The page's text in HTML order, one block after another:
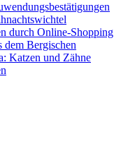
durch Online-Shopping
dem Bergischen
Katzen und Zähne